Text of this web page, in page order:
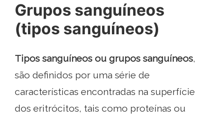
Grupos sanguíneos
(tipos sanguíneos)
Tipos sanguíneos ou grupos sanguíneos,
são definidos por uma série de
características encontradas na superfície
dos eritrócitos, tais como proteínas ou